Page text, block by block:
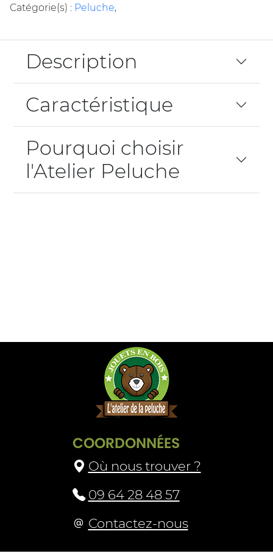
Catégorie(s) : Peluche,
Description
Caractéristique
Pourquoi choisir
l'Atelier Peluche
COORDONNÉES
Où nous trouver ?
09 64 28 48 57
Contactez-nous